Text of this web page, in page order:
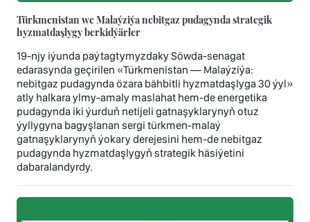
Türkmenistan we Malaýziýa nebitgaz pudagynda strategik
hyzmatdaşlygy berkidýärler
19-njy iýunda paýtagtymyzdaky Söwda-senagat
edarasynda geçirilen «Türkmenistan — Malaýziýa:
nebitgaz pudagynda özara bähbitli hyzmatdaşlyga 30 ýyl»
atly halkara ylmy-amaly maslahat hem-de energetika
pudagynda iki ýurduň netijeli gatnaşyklarynyň otuz
ýyllygyna bagyşlanan sergi türkmen-malaý
gatnaşyklarynyň ýokary derejesini hem-de nebitgaz
pudagynda hyzmatdaşlygyň strategik häsiýetini
dabaralandyrdy.